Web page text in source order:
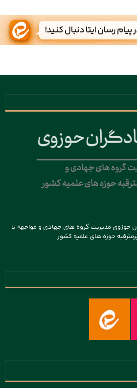
حوزوی مدیریت گروه های جهادی و مواجهه با
حوزه های علمیه کشور